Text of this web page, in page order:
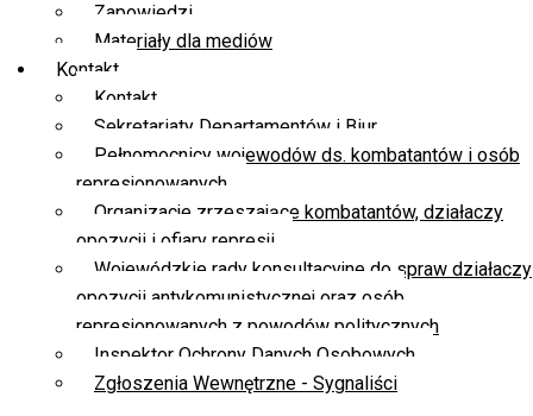
Zapowiedzi
Materiały dla mediów
Kontakt
Kontakt
Sekretariaty Departamentów i Biur
Pełnomocnicy wojewodów ds. kombatantów i osób
represjonowanych
Organizacje zrzeszające kombatantów, działaczy
opozycji i ofiary represji
Wojewódzkie rady konsultacyjne do spraw działaczy
opozycji antykomunistycznej oraz osób
represjonowanych z powodów politycznych
Inspektor Ochrony Danych Osobowych
Zgłoszenia Wewnętrzne - Sygnaliści